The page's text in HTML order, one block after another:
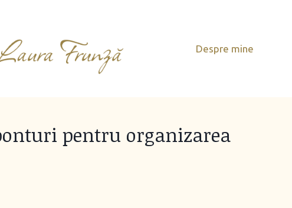
Despre mine
pentru organizarea